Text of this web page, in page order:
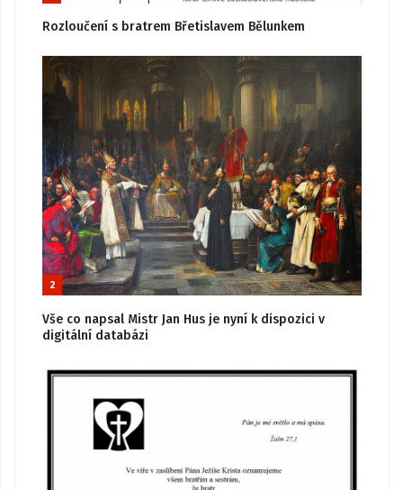
Rozloučení s bratrem Břetislavem Bělunkem
2
Vše co napsal Mistr Jan Hus je nyní k dispozici v
digitální databázi